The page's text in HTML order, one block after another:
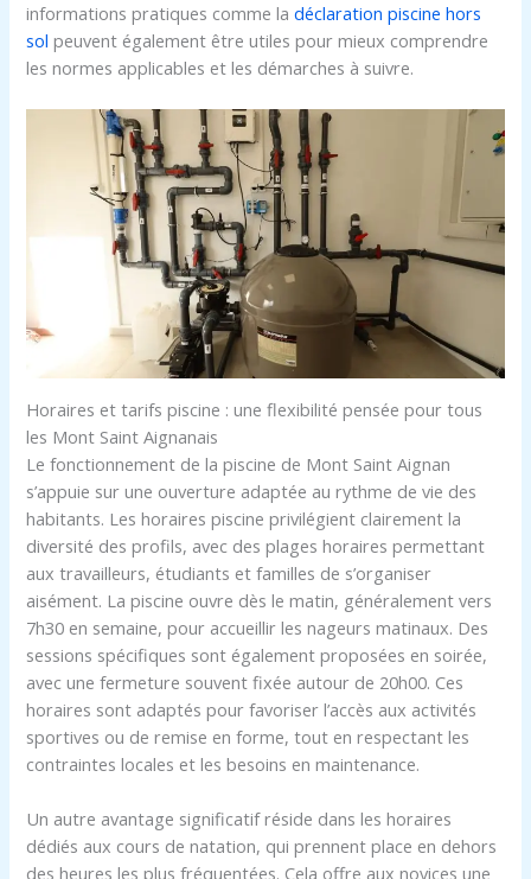
informations pratiques comme ladéclaration piscine hors
sol peuvent également être utiles pour mieux comprendre
les normes applicables et les démarches à suivre.
Horaires et tarifs piscine : une flexibilité pensée pour tous
les Mont Saint Aignanais
Le fonctionnement de la piscine de Mont Saint Aignan
s’appuie sur une ouverture adaptée au rythme de vie des
habitants. Les horaires piscine privilégient clairement la
diversité des profils, avec des plages horaires permettant
aux travailleurs, étudiants et familles de s’organiser
aisément. La piscine ouvre dès le matin, généralement vers
7h30 en semaine, pour accueillir les nageurs matinaux. Des
sessions spécifiques sont également proposées en soirée,
avec une fermeture souvent fixée autour de 20h00. Ces
horaires sont adaptés pour favoriser l’accès aux activités
sportives ou de remise en forme, tout en respectant les
contraintes locales et les besoins en maintenance.
Un autre avantage significatif réside dans les horaires
dédiés aux cours de natation, qui prennent place en dehors
des heures les plus fréquentées. Cela offre aux novices une